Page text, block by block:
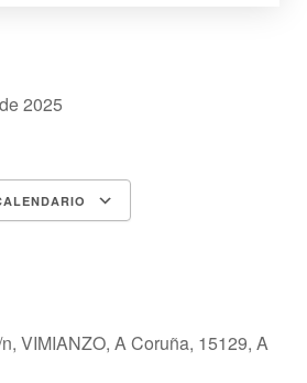
2025
VIMIANZO, A Coruña, 15129, A